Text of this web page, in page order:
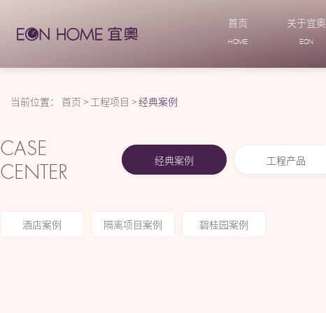
首页
HOME
关于宜奥
EON
当前位置： 首页 > 工程项目 >经典案例
CASE
CENTER
经典案例 工程产品
酒店案例 隔离项目案例 碧桂园案例